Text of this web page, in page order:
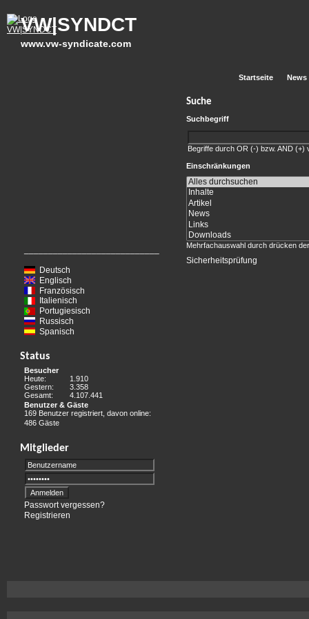
VW|SYNDCT
www.vw-syndicate.com
Startseite News
Deutsch
Englisch
Französisch
Italienisch
Portugiesisch
Russisch
Spanisch
Status
Besucher
Heute:
1.910
Gestern:
3.358
Gesamt:
4.107.441
Benutzer & Gäste
169 Benutzer registriert, davon online:
486 Gäste
Mitglieder
Passwort vergessen?
Registrieren
Suche
Suchbegriff
Begriffe durch OR (-) bzw. AND (+)
Einschränkungen
Mehrfachauswahl durch drücken
Sicherheitsprüfung